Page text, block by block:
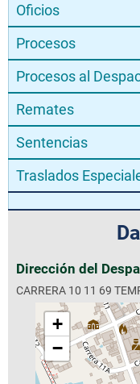
Oficios
Procesos
Procesos al
Remates
Sentencias
Traslados
Dirección del
CARRERA 10 11 69
+
−